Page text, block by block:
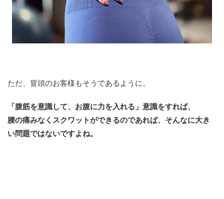
ただ、冒頭のお客様もそうであるように、
「腹筋を意識して、お腹に力を入れる」意識をすれば、
腰の痛みなくスクワットができるのであれば、そんなに大き
い問題ではないですよね。